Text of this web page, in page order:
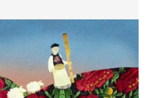
hlavní město v Evropě a říká se
ale nestárne. Chloubou Bulharska
kde se pěstují růže na výrobu
oleje. Narodil se tu prý
a lidé se tu, díky zdravé kuchyni,
věku.